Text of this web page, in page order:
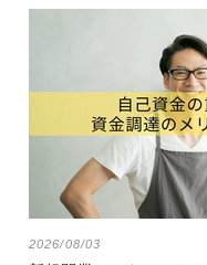
2026/08/03